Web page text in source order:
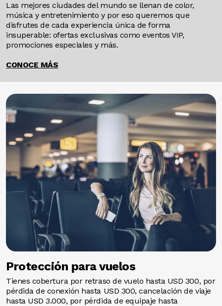
Las mejores ciudades del mundo se llenan de color,
música y entretenimiento y por eso queremos que
disfrutes de cada experiencia única de forma
insuperable: ofertas exclusivas como eventos VIP,
promociones especiales y más.
CONOCE MÁS
Image
Protección para vuelos
Tienes cobertura por retraso de vuelo hasta USD 300, por
pérdida de conexión hasta USD 300, cancelación de viaje
hasta USD 3.000, por pérdida de equipaje hasta